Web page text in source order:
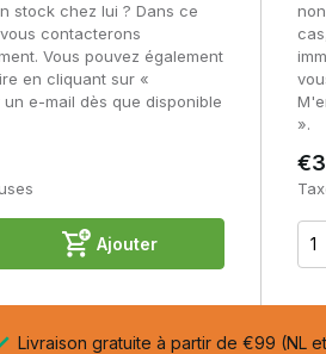
pour une utilisation prolongée. Des
points de pression.
qui permet de les emporter
?
recommandée, voire obligatoire.
stock chez lui ? Dans ce
contacterons
Vous pouvez également
en cliquant sur «
e-mail dès que disponible
Ajouter
».
Livraison gratuite à partir de €99 (NL